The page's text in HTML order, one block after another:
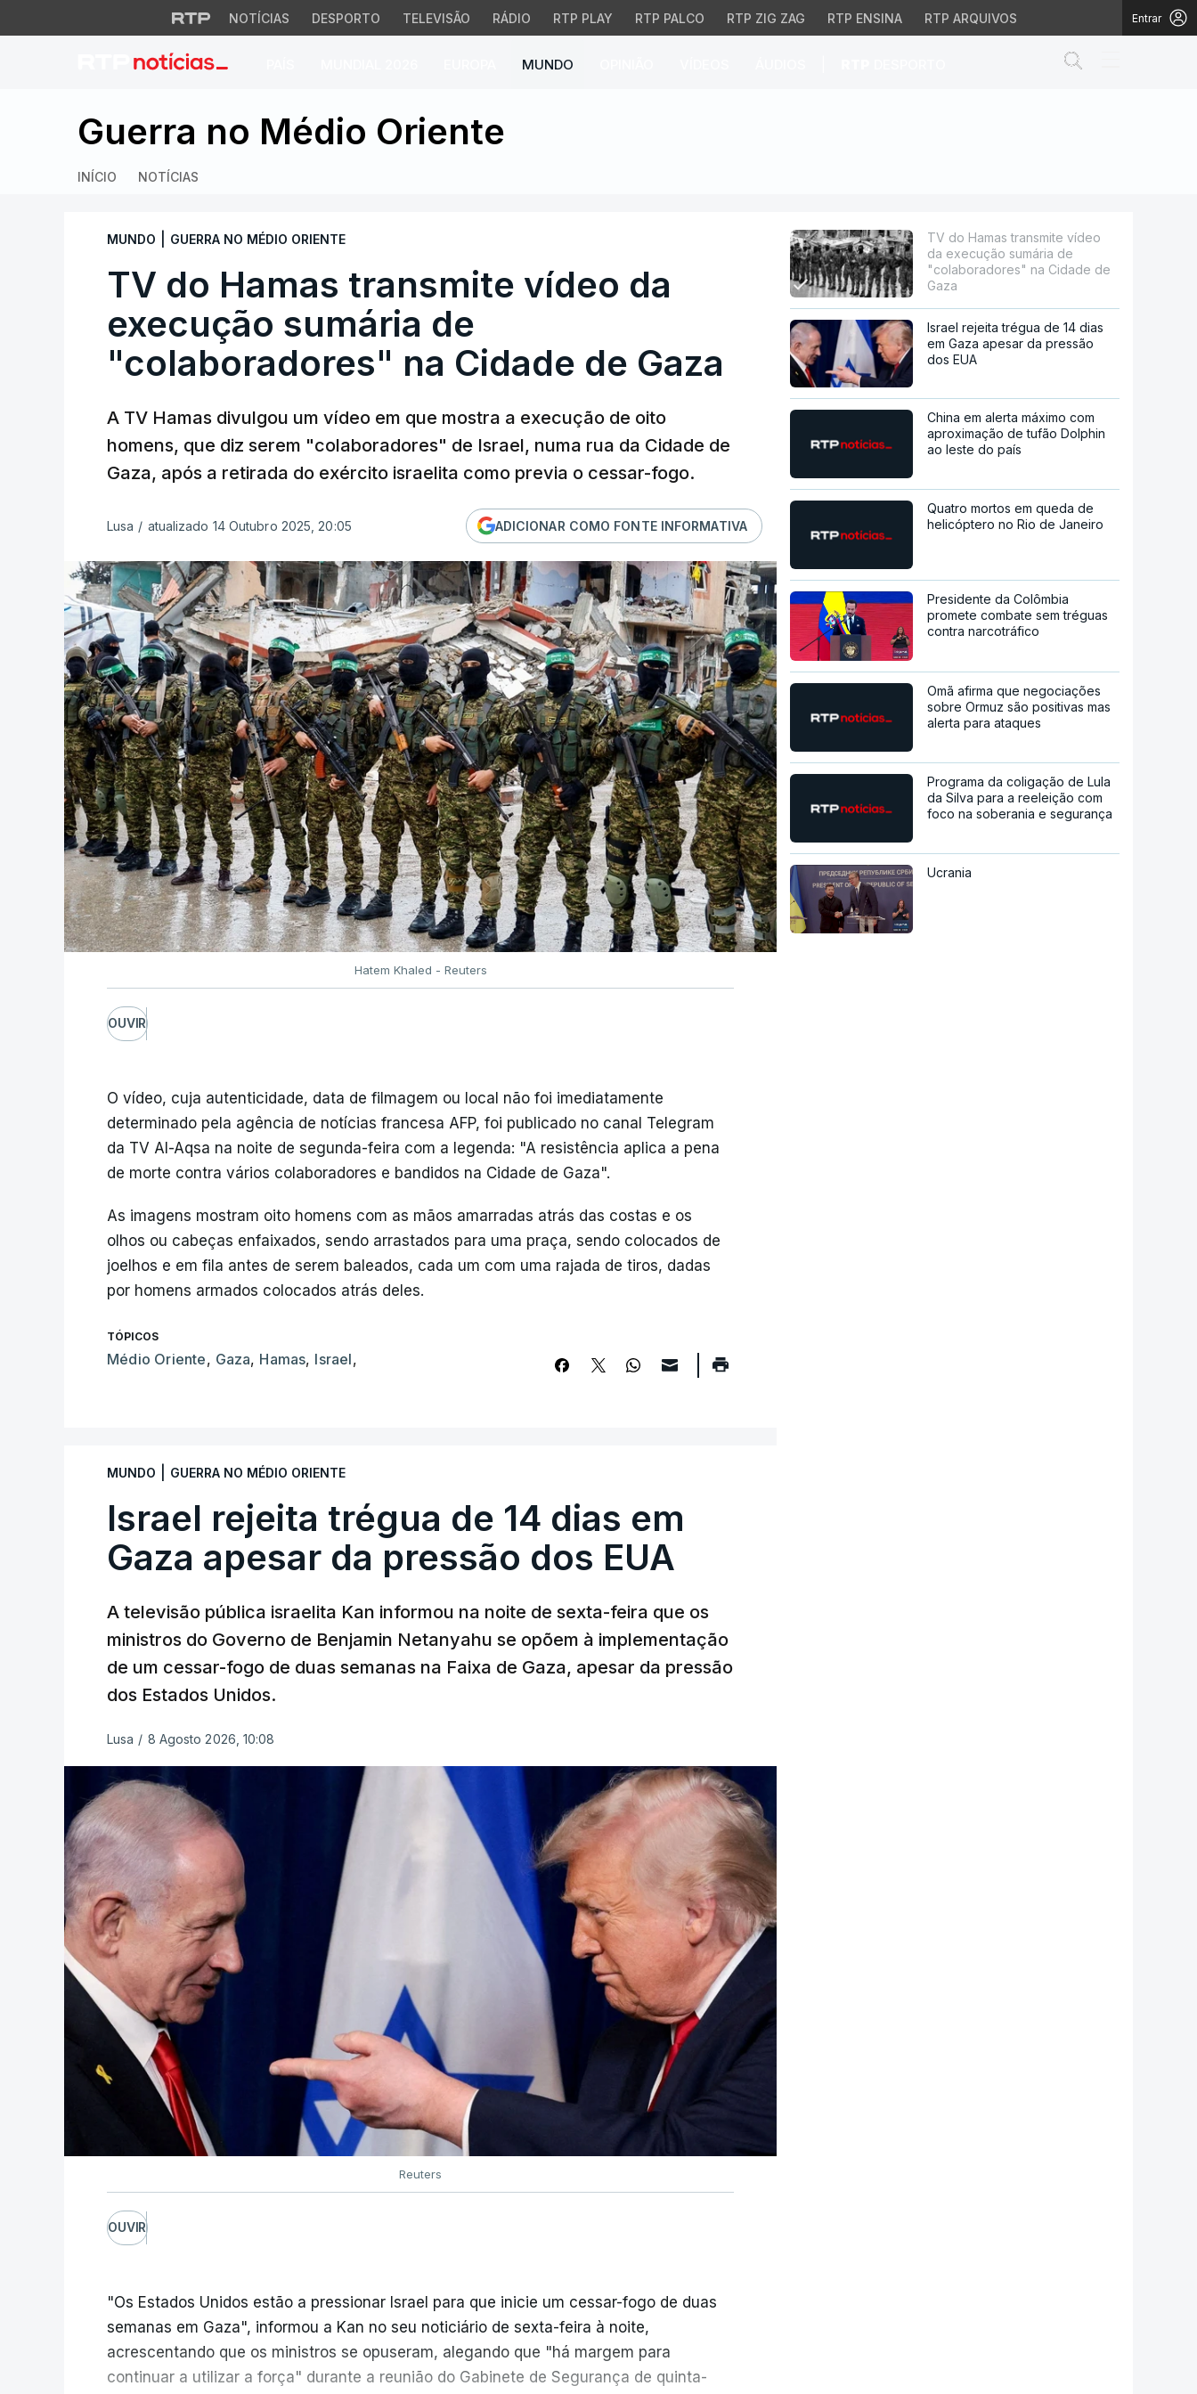
NOTÍCIAS DESPORTO TELEVISÃO RÁDIO RTP PLAY RTP PALCO RTP ZIG ZAG RTP ENSINA RTP ARQUIVOS Entrar
MUNDO
TV do Hamas transmite vídeo da execução sumária de
Guerra no Médio Oriente
INÍCIO NOTÍCIAS
MUNDO GUERRA NO MÉDIO ORIENTE
TV do Hamas transmite vídeo da
execução sumária de
"colaboradores" na Cidade de Gaza
A TV Hamas divulgou um vídeo em que mostra a execução de oito
homens, que diz serem "colaboradores" de Israel, numa rua da Cidade de
Gaza, após a retirada do exército israelita como previa o cessar-fogo.
Lusa / atualizado 14 Outubro 2025, 20:05 ADICIONAR COMO FONTE INFORMATIVA
Hatem Khaled - Reuters
OUVIR
O vídeo, cuja autenticidade, data de filmagem ou local não foi imediatamente
determinado pela agência de notícias francesa AFP, foi publicado no canal Telegram
da TV Al-Aqsa na noite de segunda-feira com a legenda: "A resistência aplica a pena
de morte contra vários colaboradores e bandidos na Cidade de Gaza".
As imagens mostram oito homens com as mãos amarradas atrás das costas e os
olhos ou cabeças enfaixados, sendo arrastados para uma praça, sendo colocados de
joelhos e em fila antes de serem baleados, cada um com uma rajada de tiros, dadas
por homens armados colocados atrás deles.
TÓPICOS
Médio Oriente, Gaza, Hamas, Israel,
MUNDO GUERRA NO MÉDIO ORIENTE
Israel rejeita trégua de 14 dias em
Gaza apesar da pressão dos EUA
A televisão pública israelita Kan informou na noite de sexta-feira que os
ministros do Governo de Benjamin Netanyahu se opõem à implementação
de um cessar-fogo de duas semanas na Faixa de Gaza, apesar da pressão
dos Estados Unidos.
Lusa / 8 Agosto 2026, 10:08
Reuters
OUVIR
"Os Estados Unidos estão a pressionar Israel para que inicie um cessar-fogo de duas
semanas em Gaza", informou a Kan no seu noticiário de sexta-feira à noite,
acrescentando que os ministros se opuseram, alegando que "há margem para
continuar a utilizar a força" durante a reunião do Gabinete de Segurança de quinta-
TV do Hamas transmite vídeo
da execução sumária de
"colaboradores" na Cidade de
Gaza
Israel rejeita trégua de 14 dias
em Gaza apesar da pressão
dos EUA
China em alerta máximo com
aproximação de tufão Dolphin
ao leste do país
Quatro mortos em queda de
helicóptero no Rio de Janeiro
Presidente da Colômbia
promete combate sem tréguas
contra narcotráfico
Omã afirma que negociações
sobre Ormuz são positivas mas
alerta para ataques
Programa da coligação de Lula
da Silva para a reeleição com
foco na soberania e segurança
Ucrania